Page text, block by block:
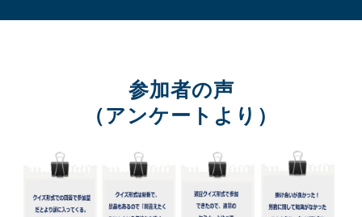
参加者の声
（アンケートより）